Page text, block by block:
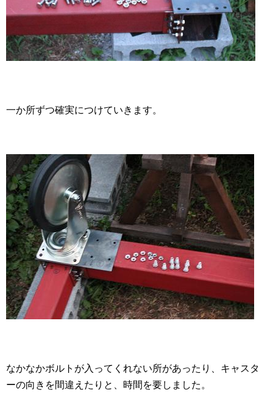
一か所ずつ確実につけていきます。
なかなかボルトが入ってくれない所があったり、キャスタ
ーの向きを間違えたりと、時間を要しました。